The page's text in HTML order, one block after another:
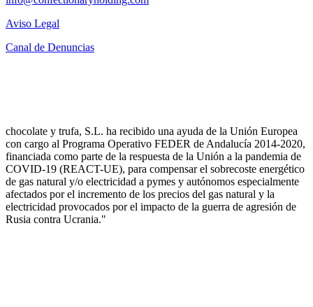
Aviso Legal
Canal de Denuncias
chocolate y trufa, S.L. ha recibido una ayuda de la Unión Europea
con cargo al Programa Operativo FEDER de Andalucía 2014-2020,
financiada como parte de la respuesta de la Unión a la pandemia de
COVID-19 (REACT-UE), para compensar el sobrecoste energético
de gas natural y/o electricidad a pymes y autónomos especialmente
afectados por el incremento de los precios del gas natural y la
electricidad provocados por el impacto de la guerra de agresión de
Rusia contra Ucrania."